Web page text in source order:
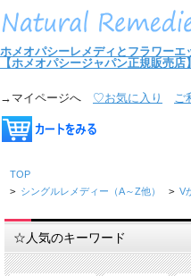
ホメオパシーレメディとフラワーエ
【ホメオパシージャパン正規販売店】
→マイページへ ♡お気に入り ご
TOP
> シングルレメディー（A～Z他） > V
☆人気のキーワード